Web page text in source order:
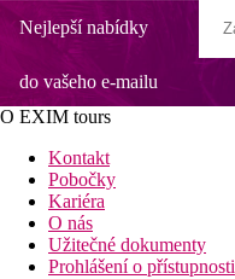
Nejlepší nabídky
do vašeho e-mailu
O EXIM tours
Kontakt
Pobočky
Kariéra
O nás
Užitečné dokumenty
Prohlášení o přístupnosti